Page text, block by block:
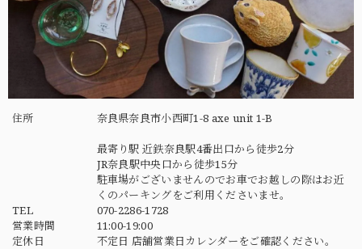
住所 奈良県奈良市小西町1-8 axe unit 1-B
最寄り駅 近鉄奈良駅4番出口から徒歩2分
JR奈良駅中央口から徒歩15分
駐車場がございませんのでお車でお越しの際はお近
くのパーキングをご利用くださいませ。
TEL
070-2286-1728
営業時間
11:00-19:00
定休日
不定日 店舗営業日カレンダーをご確認ください。